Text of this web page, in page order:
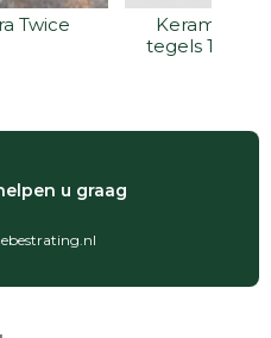
Twice
Keramische
tegels
u graag